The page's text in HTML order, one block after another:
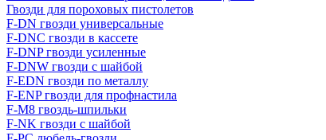
Гвозди для пороховых пистолетов
F-DN гвозди универсальные
F-DNC гвозди в кассете
F-DNP гвозди усиленные
F-DNW гвозди с шайбой
F-EDN гвозди по металлу
F-ENP гвозди для профнастила
F-M8 гвоздь-шпильки
F-NK гвозди с шайбой